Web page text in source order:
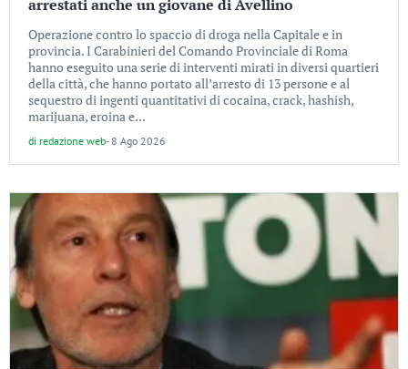
arrestati anche un giovane di Avellino
Operazione contro lo spaccio di droga nella Capitale e in
provincia. I Carabinieri del Comando Provinciale di Roma
hanno eseguito una serie di interventi mirati in diversi quartieri
della città, che hanno portato all’arresto di 13 persone e al
sequestro di ingenti quantitativi di cocaina, crack, hashish,
marijuana, eroina e...
di redazione web- 8 Ago 2026